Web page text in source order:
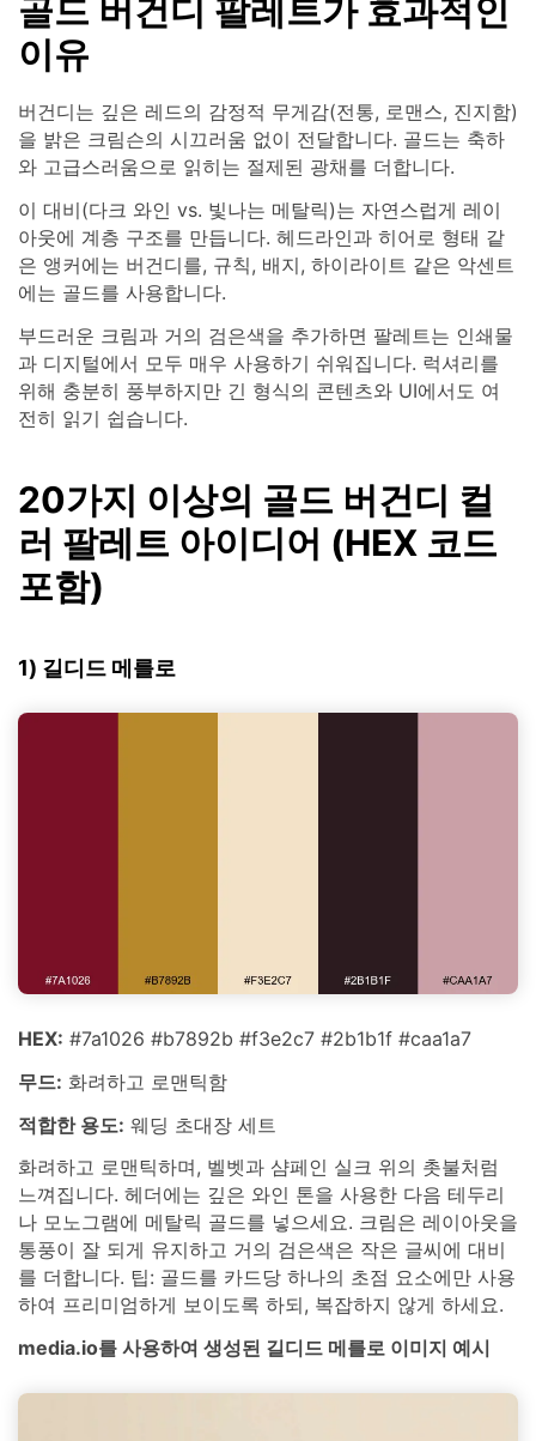
골드 버건디 팔레트가 효과적인
이유
버건디는 깊은 레드의 감정적 무게감(전통, 로맨스, 진지함)
을 밝은 크림슨의 시끄러움 없이 전달합니다. 골드는 축하
와 고급스러움으로 읽히는 절제된 광채를 더합니다.
이 대비(다크 와인 vs. 빛나는 메탈릭)는 자연스럽게 레이
아웃에 계층 구조를 만듭니다. 헤드라인과 히어로 형태 같
은 앵커에는 버건디를, 규칙, 배지, 하이라이트 같은 악센트
에는 골드를 사용합니다.
부드러운 크림과 거의 검은색을 추가하면 팔레트는 인쇄물
과 디지털에서 모두 매우 사용하기 쉬워집니다. 럭셔리를
위해 충분히 풍부하지만 긴 형식의 콘텐츠와 UI에서도 여
전히 읽기 쉽습니다.
20가지 이상의 골드 버건디 컬
러 팔레트 아이디어 (HEX 코드
포함)
1) 길디드 메를로
HEX: #7a1026 #b7892b #f3e2c7 #2b1b1f #caa1a7
무드: 화려하고 로맨틱함
적합한 용도: 웨딩 초대장 세트
화려하고 로맨틱하며, 벨벳과 샴페인 실크 위의 촛불처럼
느껴집니다. 헤더에는 깊은 와인 톤을 사용한 다음 테두리
나 모노그램에 메탈릭 골드를 넣으세요. 크림은 레이아웃을
통풍이 잘 되게 유지하고 거의 검은색은 작은 글씨에 대비
를 더합니다. 팁: 골드를 카드당 하나의 초점 요소에만 사용
하여 프리미엄하게 보이도록 하되, 복잡하지 않게 하세요.
media.io를 사용하여 생성된 길디드 메를로 이미지 예시